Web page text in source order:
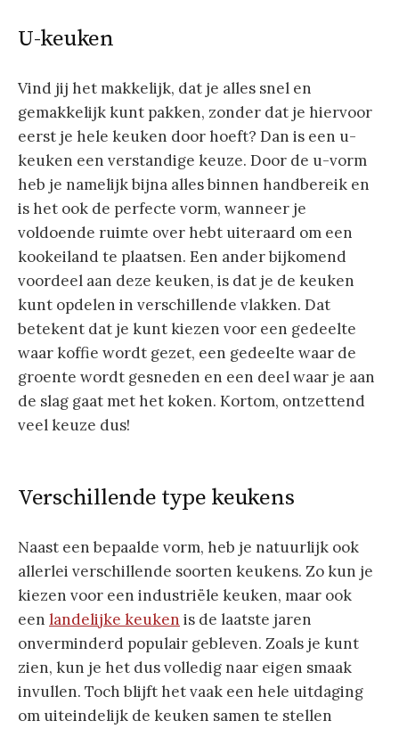
U-keuken
Vind jij het makkelijk, dat je alles snel en
gemakkelijk kunt pakken, zonder dat je hiervoor
eerst je hele keuken door hoeft? Dan is een u-
keuken een verstandige keuze. Door de u-vorm
heb je namelijk bijna alles binnen handbereik en
is het ook de perfecte vorm, wanneer je
voldoende ruimte over hebt uiteraard om een
kookeiland te plaatsen. Een ander bijkomend
voordeel aan deze keuken, is dat je de keuken
kunt opdelen in verschillende vlakken. Dat
betekent dat je kunt kiezen voor een gedeelte
waar koffie wordt gezet, een gedeelte waar de
groente wordt gesneden en een deel waar je aan
de slag gaat met het koken. Kortom, ontzettend
veel keuze dus!
Verschillende type keukens
Naast een bepaalde vorm, heb je natuurlijk ook
allerlei verschillende soorten keukens. Zo kun je
kiezen voor een industriële keuken, maar ook
een landelijke keuken is de laatste jaren
onverminderd populair gebleven. Zoals je kunt
zien, kun je het dus volledig naar eigen smaak
invullen. Toch blijft het vaak een hele uitdaging
om uiteindelijk de keuken samen te stellen